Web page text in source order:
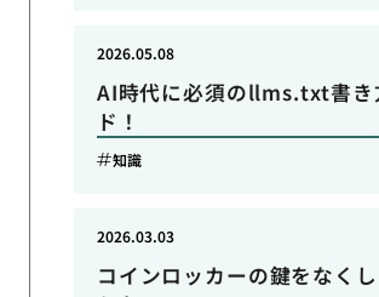
AI時代に必須のllms.txt書き
ド！
2026.05.08
知識
コインロッカーの鍵をなく
2026.03.03